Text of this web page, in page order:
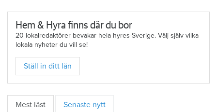
Hem & Hyra finns där du bor
20 lokalredaktörer bevakar hela hyres-Sverige. Välj själv vilka
lokala nyheter du vill se!
Ställ in ditt län
Mest läst Senaste nytt